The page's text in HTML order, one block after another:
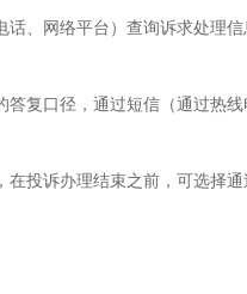
、网络平台）查询诉求处理信
复口径，通过短信（通过热
投诉办理结束之前，可选择